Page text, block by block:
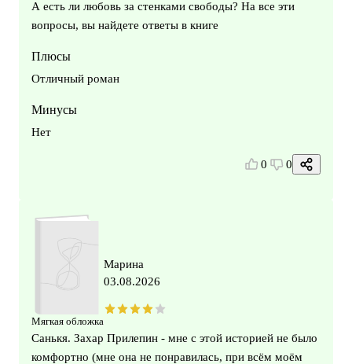
А есть ли любовь за стенками свободы? На все эти
вопросы, вы найдете ответы в книге
Плюсы
Отличный роман
Минусы
Нет
0 0
Мягкая обложка
Марина
03.08.2026
Санькя. Захар Прилепин - мне с этой историей не было
комфортно (мне она не понравилась, при всём моём